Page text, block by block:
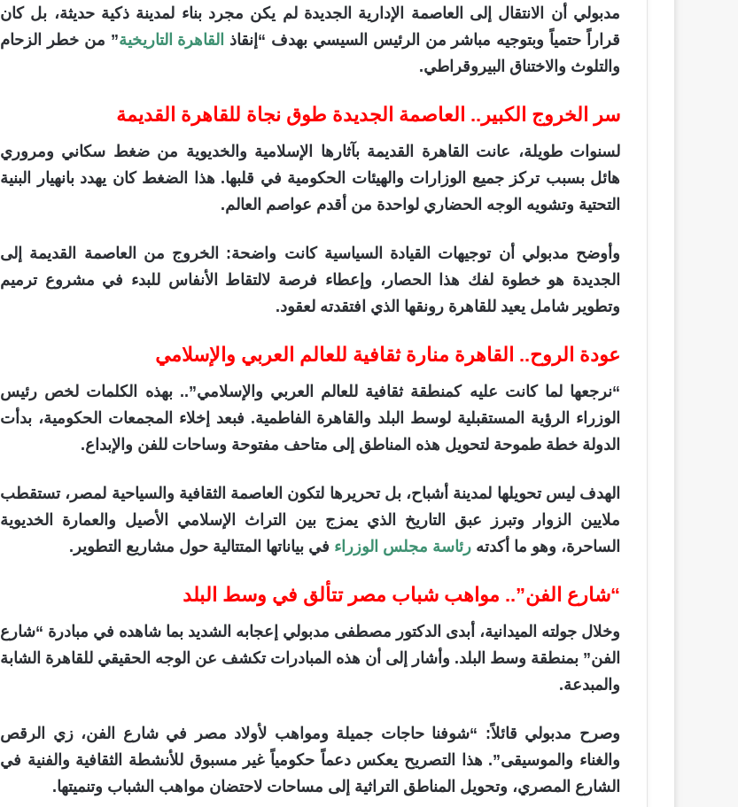
مدبولي أن الانتقال إلى العاصمة الإدارية الجديدة لم يكن مجرد بناء لمدينة ذكية حديثة، بل كان
قراراً حتمياً وبتوجيه مباشر من الرئيس السيسي بهدف “إنقاذ القاهرة التاريخية” من خطر الزحام
والتلوث والاختناق البيروقراطي.
سر الخروج الكبير.. العاصمة الجديدة طوق نجاة للقاهرة القديمة
لسنوات طويلة، عانت القاهرة القديمة بآثارها الإسلامية والخديوية من ضغط سكاني ومروري
هائل بسبب تركز جميع الوزارات والهيئات الحكومية في قلبها. هذا الضغط كان يهدد بانهيار البنية
التحتية وتشويه الوجه الحضاري لواحدة من أقدم عواصم العالم.
وأوضح مدبولي أن توجيهات القيادة السياسية كانت واضحة: الخروج من العاصمة القديمة إلى
الجديدة هو خطوة لفك هذا الحصار، وإعطاء فرصة لالتقاط الأنفاس للبدء في مشروع ترميم
وتطوير شامل يعيد للقاهرة رونقها الذي افتقدته لعقود.
عودة الروح.. القاهرة منارة ثقافية للعالم العربي والإسلامي
“نرجعها لما كانت عليه كمنطقة ثقافية للعالم العربي والإسلامي”.. بهذه الكلمات لخص رئيس
الوزراء الرؤية المستقبلية لوسط البلد والقاهرة الفاطمية. فبعد إخلاء المجمعات الحكومية، بدأت
الدولة خطة طموحة لتحويل هذه المناطق إلى متاحف مفتوحة وساحات للفن والإبداع.
الهدف ليس تحويلها لمدينة أشباح، بل تحريرها لتكون العاصمة الثقافية والسياحية لمصر، تستقطب
ملايين الزوار وتبرز عبق التاريخ الذي يمزج بين التراث الإسلامي الأصيل والعمارة الخديوية
الساحرة، وهو ما أكدته رئاسة مجلس الوزراء في بياناتها المتتالية حول مشاريع التطوير.
“شارع الفن”.. مواهب شباب مصر تتألق في وسط البلد
وخلال جولته الميدانية، أبدى الدكتور مصطفى مدبولي إعجابه الشديد بما شاهده في مبادرة “شارع
الفن” بمنطقة وسط البلد. وأشار إلى أن هذه المبادرات تكشف عن الوجه الحقيقي للقاهرة الشابة
والمبدعة.
وصرح مدبولي قائلاً: “شوفنا حاجات جميلة ومواهب لأولاد مصر في شارع الفن، زي الرقص
والغناء والموسيقى”. هذا التصريح يعكس دعماً حكومياً غير مسبوق للأنشطة الثقافية والفنية في
الشارع المصري، وتحويل المناطق التراثية إلى مساحات لاحتضان مواهب الشباب وتنميتها.